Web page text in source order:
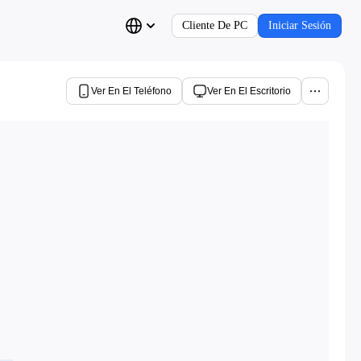
Cliente De PC Iniciar Sesión
Ver En El Teléfono Ver En El Escritorio